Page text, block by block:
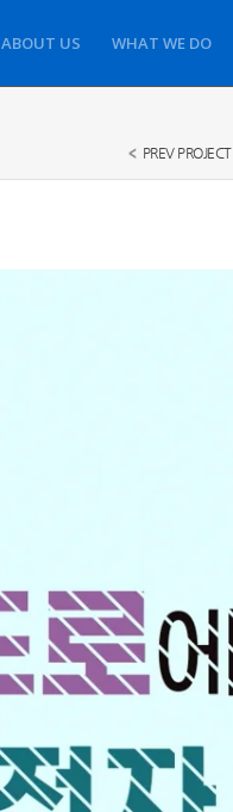
ABOUT US WHAT WE DO
PREV PROJECT